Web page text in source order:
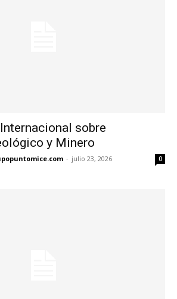
sobre
y Minero
- julio 23, 2026 0